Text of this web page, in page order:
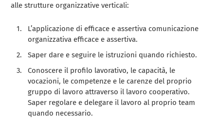
alle strutture organizzative verticali:
L’applicazione di efficace e assertiva comunicazione
organizzativa efficace e assertiva.
Saper dare e seguire le istruzioni quando richiesto.
Conoscere il profilo lavorativo, le capacità, le
vocazioni, le competenze e le carenze del proprio
gruppo di lavoro attraverso il lavoro cooperativo.
Saper regolare e delegare il lavoro al proprio team
quando necessario.